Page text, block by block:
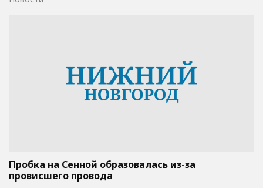
Пробка на Сенной образовалась из-за
провисшего провода